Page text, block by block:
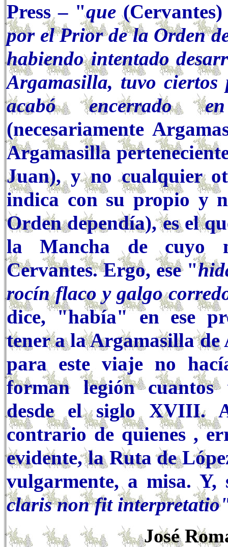
Press – "que (Cervantes)
por el Prior de la Orden
habiendo intentado
Argamasilla, tuvo ciertos
acabó encerrado
(necesariamente
Argamasilla
Juan), y no cualquier
indica con su propio y
Orden dependía), es el
la Mancha de cuyo
Cervantes. Ergo, ese "
rocín flaco y galgo
dice, "había" en ese
tener a la Argamasilla
para este viaje no
forman legión cuantos
desde el siglo XVIII.
contrario de quienes ,
evidente, la Ruta de
vulgarmente, a misa.
claris non fit
José